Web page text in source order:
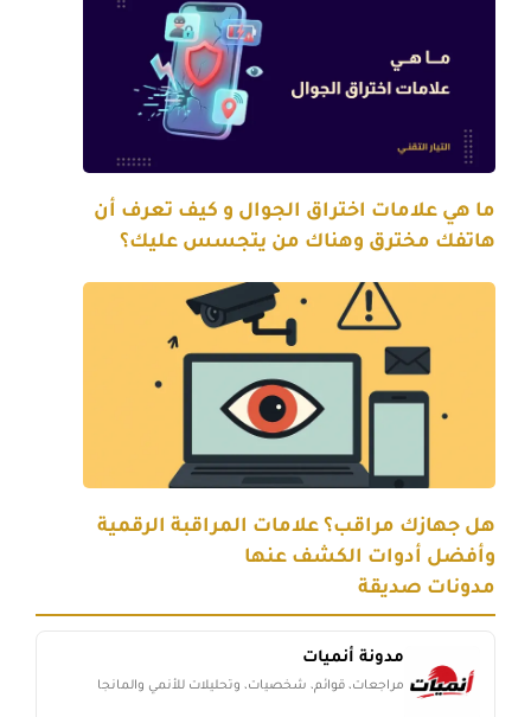
ما هي علامات اختراق الجوال و كيف تعرف أن
هاتفك مخترق وهناك من يتجسس عليك؟
هل جهازك مراقب؟ علامات المراقبة الرقمية
وأفضل أدوات الكشف عنها
مدونات صديقة
مدونة أنميات
مراجعات، قوائم، شخصيات، وتحليلات للأنمي والمانجا